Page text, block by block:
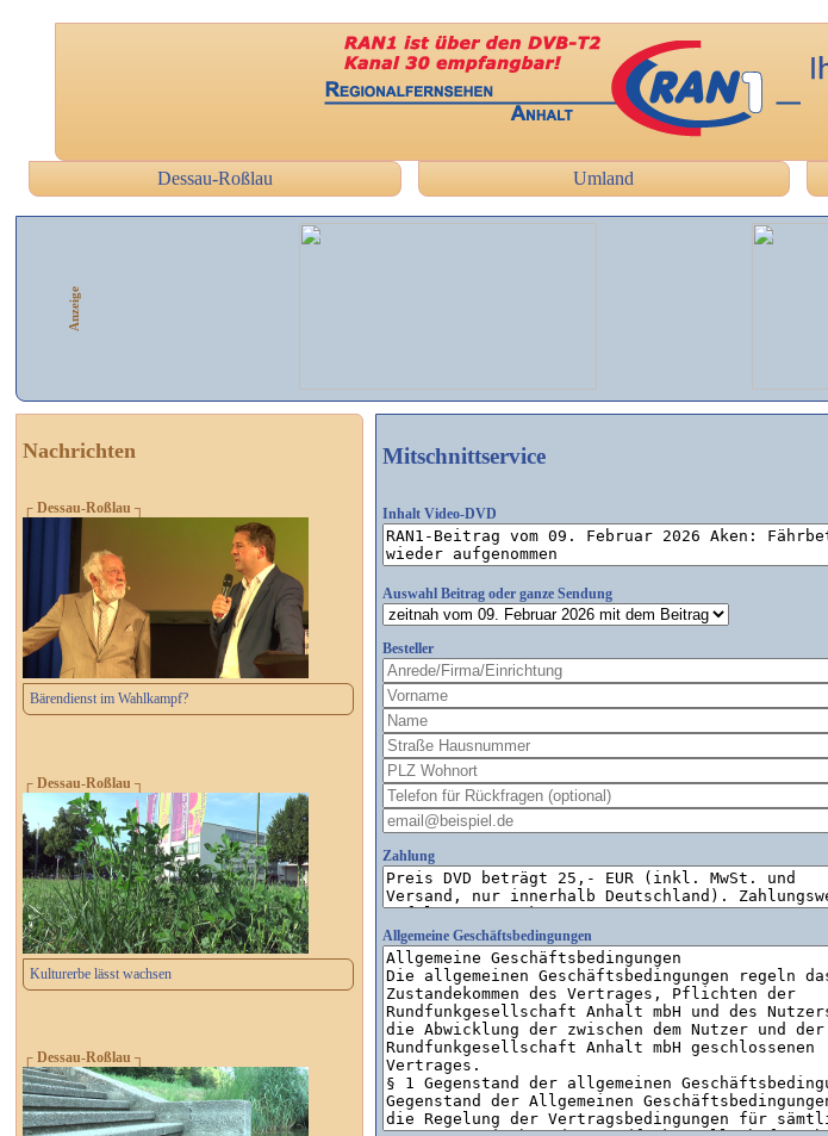
Dessau-Roßlau Umland
Nachrichten
┌ Dessau-Roßlau ┐
Bärendienst im Wahlkampf?
┌ Dessau-Roßlau ┐
Kulturerbe lässt wachsen
┌ Dessau-Roßlau ┐
Mitschnittservice
Inhalt Video-DVD
Auswahl Beitrag oder ganze Sendung
Besteller
Zahlung
Allgemeine Geschäftsbedingungen
Anzeige